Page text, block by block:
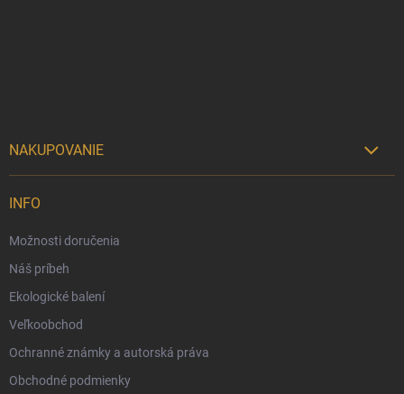
NAKUPOVANIE 
Darčekový radca 🎁
Moja objednávka
Reklamácia a vrátenie tovaru
Vernostný program
Veľkoobchod
Ekologické balenie objednávok
INFO
Možnosti doručenia
Náš príbeh
Ekologické balení
Veľkoobchod
Ochranné známky a autorská práva
Obchodné podmienky